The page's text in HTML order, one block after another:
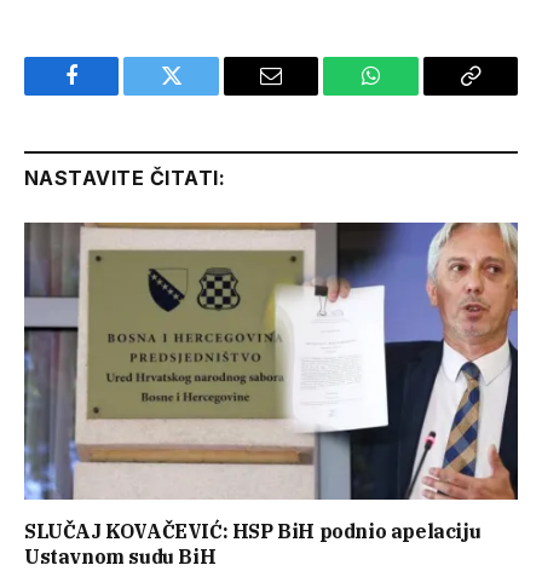
Facebook Twitter Email WhatsApp Copy
NASTAVITE ČITATI:
SLUČAJ KOVAČEVIĆ: HSP BiH podnio apelaciju
Ustavnom sudu BiH